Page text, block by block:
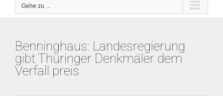
Gehe zu ...
Benninghaus: Landesregierung
gibt Thüringer Denkmäler dem
Verfall preis